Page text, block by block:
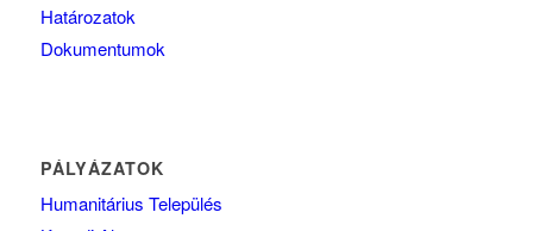
Határozatok
Dokumentumok
PÁLYÁZATOK
Humanitárius Település